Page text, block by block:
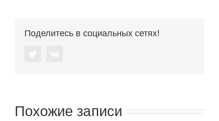
Поделитесь в социальных сетях!
Похожие записи